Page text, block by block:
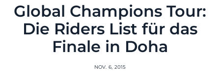
Global Champions Tour:
Die Riders List für das
Finale in Doha
NOV. 6, 2015